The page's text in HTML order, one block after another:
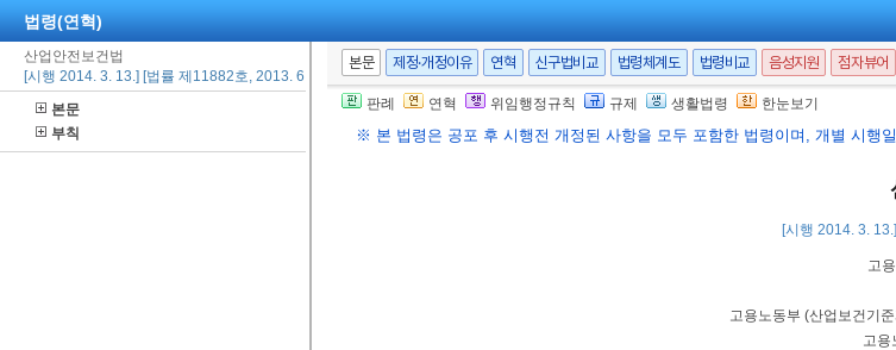
법령(연혁)
산업안전보건법
[시행 2014. 3. 13.] [법률 제11882호, 2013. 6. 12., 일부개정]
본문
부칙
본문 제정·개정이유 연혁 신구법비교 법령체계도 법령비교 음성지원 점자뷰어
판례 연혁 위임행정규칙 규제 생활법령 한눈보기
※ 본 법령은 공포 후 시행전 개정된 사항을 모두 포함한 법령이며, 개별 시행
[시행 2014. 3.
고
고용노동부 (산업보건기
고용